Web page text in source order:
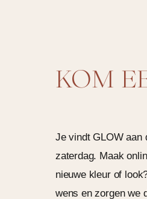
KOM
Je vindt GLOW aan
zaterdag. Maak
nieuwe kleur of
wens en zorgen we